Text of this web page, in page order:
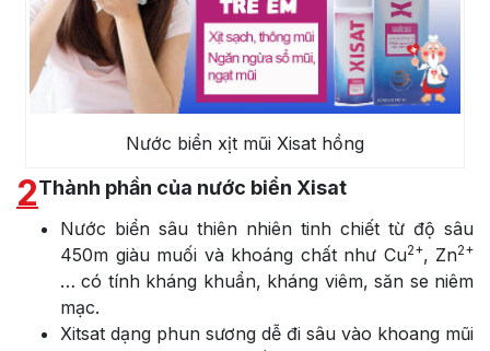
Nước biển xịt mũi Xisat hồng
2Thành phần của nước biển Xisat
Nước biển sâu thiên nhiên tinh chiết từ độ sâu
450m giàu muối và khoáng chất như Cu2+, Zn2+
… có tính kháng khuẩn, kháng viêm, săn se niêm
mạc.
Xitsat dạng phun sương dễ đi sâu vào khoang mũi